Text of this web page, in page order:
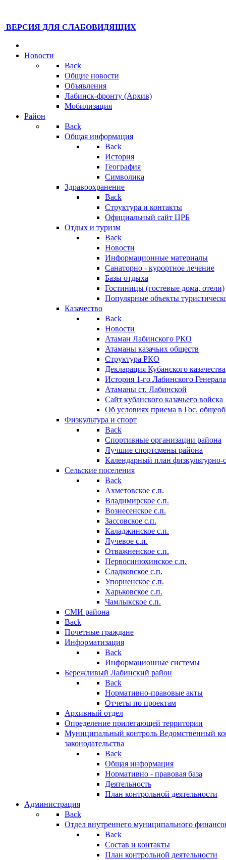
ВЕРСИЯ ДЛЯ СЛАБОВИДЯЩИХ
Новости
Back
Общие новости
Объявления
Лабинск-фронту (Архив)
Мобилизация
Район
Back
Общая информация
Back
История
География
Символика
Здравоохранение
Back
Структура и контакты
Официальный сайт ЦРБ
Отдых и туризм
Back
Новости
Информационные материалы
Санаторно - курортное лечение
Базы отдыха
Гостиницы (гостевые дома, отели)
Популярные объекты
Казачество
Back
Новости
Атаман Лабинского РКО
Атаманы казачьих обществ
Структура РКО
Декларация Кубанского казачества
История 1-го Лабинского
Атаманы ст. Лабинской
Cайт кубанского казачьего войска
Об условиях приема в Гос.
Физкультура и спорт
Back
Спортивные организации района
Лучшие спортсмены района
Календарный план
Сельские поселения
Back
Ахметовское с.п.
Владимирское с.п.
Вознесенское с.п.
Зассовское с.п.
Каладжинское с.п.
Лучевое с.п.
Отважненское с.п.
Первосинюхинское с.п.
Сладковское с.п.
Упорненское с.п.
Харьковское с.п.
Чамлыкское с.п.
СМИ района
Back
Почетные граждане
Информатизация
Back
Информационные системы
Бережливый Лабинский район
Back
Нормативно-правовые акты
Отчеты по проектам
Архивный отдел
Определение прилегающей территории
Муниципальный контроль Ведомственный
законодательства
Back
Общая информация
Нормативно - правовая база
Деятельность
План контрольной деятельности
Администрация
Back
Отдел внутреннего муниципального
Back
Состав и контакты
План контрольной деятельности